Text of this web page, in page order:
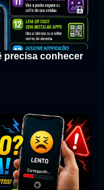
precisa conhecer